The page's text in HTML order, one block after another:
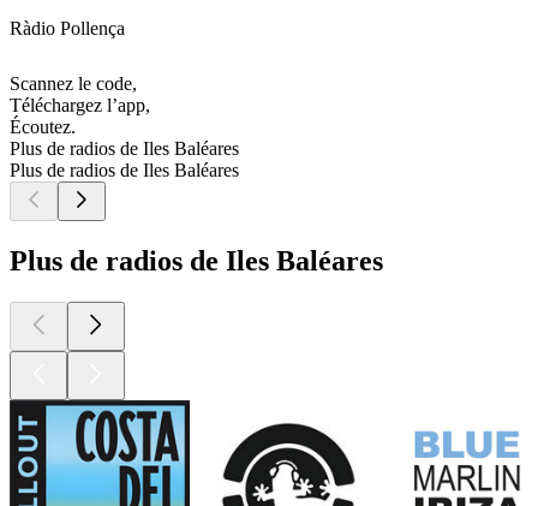
Ràdio Pollença
Scannez le code,
Téléchargez l’app,
Écoutez.
Plus de radios de Iles Baléares
Plus de radios de Iles Baléares
Plus de radios de Iles Baléares